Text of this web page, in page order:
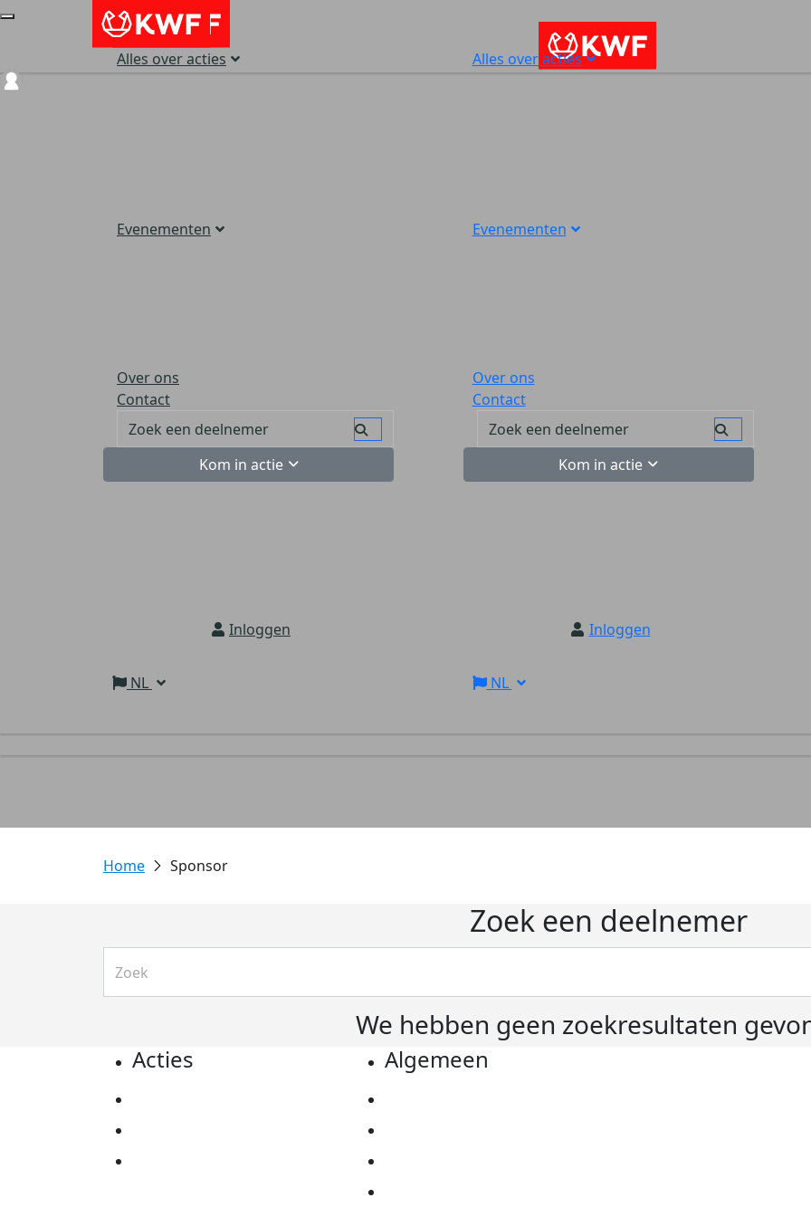
Alles over acties
Evenementen
Over ons
Contact
Kom in actie
Inloggen
NL
Alles over acties
Evenementen
Over ons
Contact
Kom in actie
Inloggen
NL
Sponsor
Zoek een deelnemer
We hebben geen zoekresultaten
Acties Algemeen